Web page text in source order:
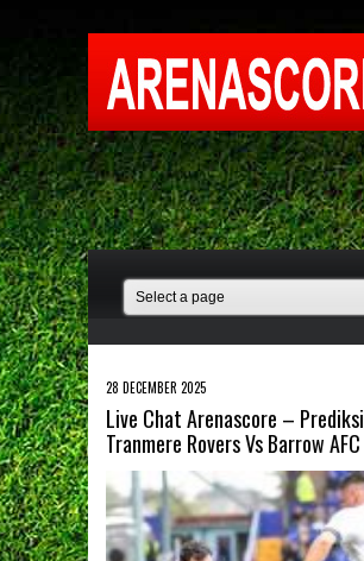
28 DECEMBER 2025
Live Chat Arenascore – Prediksi
Tranmere Rovers Vs Barrow AFC